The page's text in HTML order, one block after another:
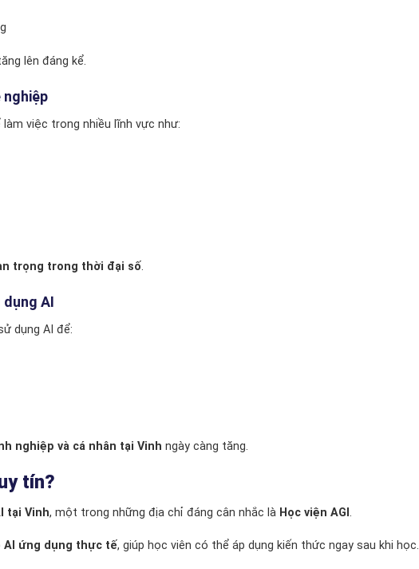
lên đáng kể.
nghiệp
việc trong nhiều lĩnh vực như:
trọng trong thời đại số.
dụng AI
dụng AI để:
nghiệp và cá nhân tại Vinh ngày càng tăng.
tín?
tại Vinh, một trong những địa chỉ đáng cân nhắc là Học viện AGI .
AI ứng dụng thực tế, giúp học viên có thể áp dụng kiến thức ngay sau khi học.